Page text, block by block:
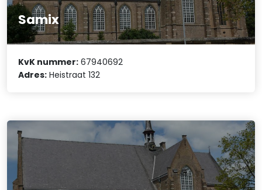
Samix
KvK nummer: 67940692
Adres: Heistraat 132